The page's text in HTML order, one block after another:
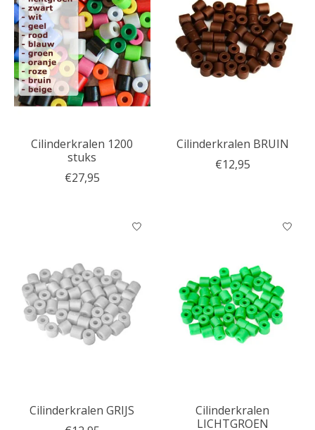
Cilinderkralen 1200
stuks
€27,95
Cilinderkralen BRUIN
€12,95
Cilinderkralen GRIJS
Cilinderkralen
LICHTGROEN